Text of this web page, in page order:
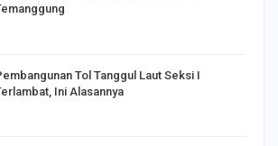
Tol Tanggul Laut Seksi I
Ini Alasannya